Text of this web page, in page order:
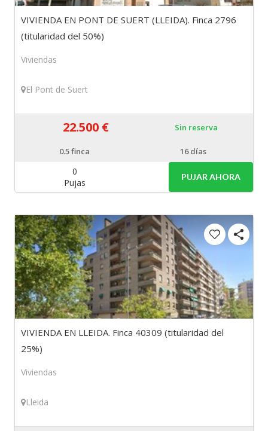
VIVIENDA EN PONT DE SUERT (LLEIDA). Finca 2796
(titularidad del 50%)
Viviendas
El Pont de Suert
22.500 € Sin reserva
0.5finca 16 días
0
Pujas
PUJAR AHORA
VIVIENDA EN LLEIDA. Finca 40309 (titularidad del
25%)
Viviendas
Lleida